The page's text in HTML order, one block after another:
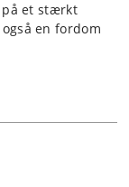
et stærkt
en fordom